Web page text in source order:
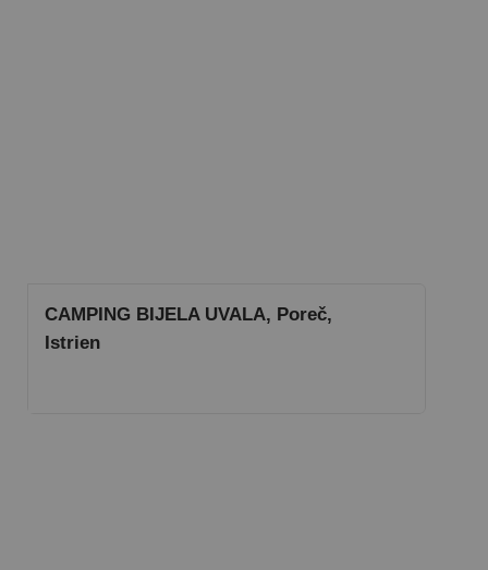
CAMPING BIJELA UVALA, Poreč,
Istrien